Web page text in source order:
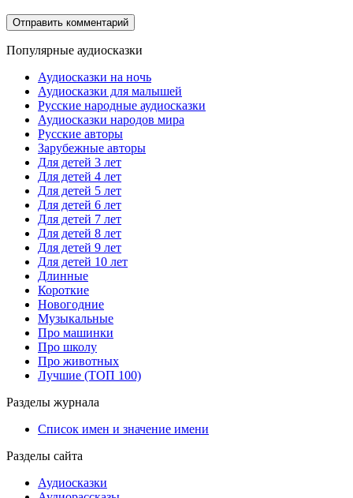
Популярные аудиосказки
Аудиосказки на ночь
Аудиосказки для малышей
Русские народные аудиосказки
Аудиосказки народов мира
Русские авторы
Зарубежные авторы
Для детей 3 лет
Для детей 4 лет
Для детей 5 лет
Для детей 6 лет
Для детей 7 лет
Для детей 8 лет
Для детей 9 лет
Для детей 10 лет
Длинные
Короткие
Новогодние
Музыкальные
Про машинки
Про школу
Про животных
Лучшие (ТОП 100)
Разделы журнала
Список имен и значение имени
Разделы сайта
Аудиосказки